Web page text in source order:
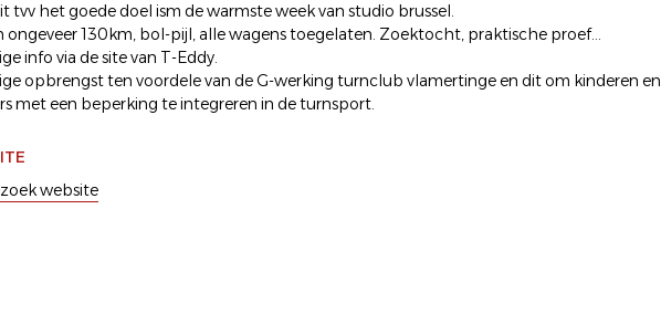
tvv het goede doel ism de warmste week van studio brussel.
ongeveer 130km, bol-pijl, alle wagens toegelaten. Zoektocht, praktische proef...
info via de site van T-Eddy.
opbrengst ten voordele van de G-werking turnclub vlamertinge en dit om kinderen en
met een beperking te integreren in de turnsport.
website